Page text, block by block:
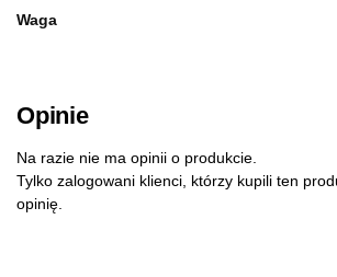
Waga
Opinie
Na razie nie ma opinii o produkcie.
Tylko zalogowani klienci, którzy kupili ten
opinię.